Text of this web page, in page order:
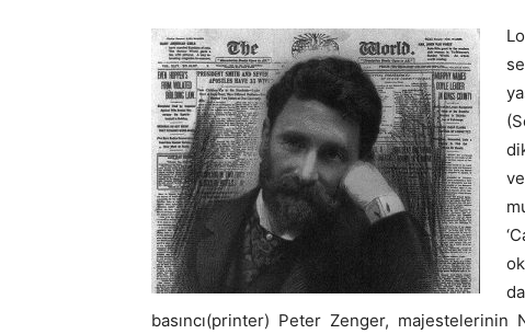
basıncı(printer) Peter Zenger, majestelerinin